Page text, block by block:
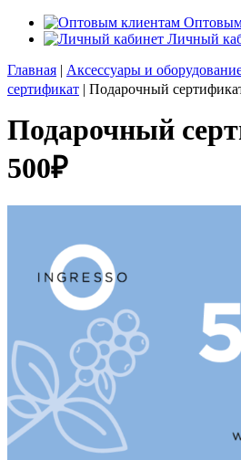
Личный
Главная | Аксессуары и
сертификат | Подарочный
Подарочный
500₽